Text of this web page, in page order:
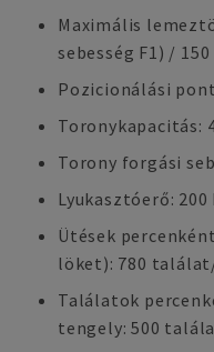
Maximális
sebesség F1) /
Pozicionálási
Toronykapacitás:
Torony forgási
Lyukasztóerő: 200
Ütések
löket): 780
Találatok
tengely: 500